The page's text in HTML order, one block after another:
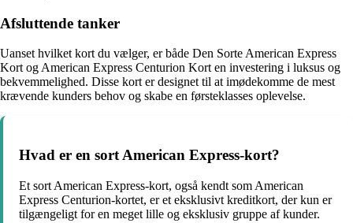
Afsluttende tanker
Uanset hvilket kort du vælger, er både Den Sorte American Express
Kort og American Express Centurion Kort en investering i luksus og
bekvemmelighed. Disse kort er designet til at imødekomme de mest
krævende kunders behov og skabe en førsteklasses oplevelse.
Hvad er en sort American Express-kort?
Et sort American Express-kort, også kendt som American
Express Centurion-kortet, er et eksklusivt kreditkort, der kun er
tilgængeligt for en meget lille og eksklusiv gruppe af kunder.